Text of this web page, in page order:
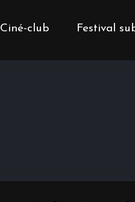
Ciné-club Festival